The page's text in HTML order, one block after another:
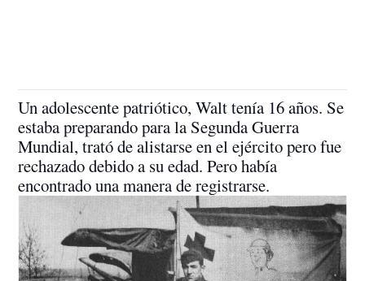
Un adolescente patriótico, Walt tenía 16 años. Se
estaba preparando para la Segunda Guerra
Mundial, trató de alistarse en el ejército pero fue
rechazado debido a su edad. Pero había
encontrado una manera de registrarse.